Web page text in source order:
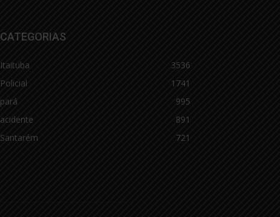
CATEGORIAS
Itaituba
3536
Policial
1741
pará
995
acidente
891
Santarém
721